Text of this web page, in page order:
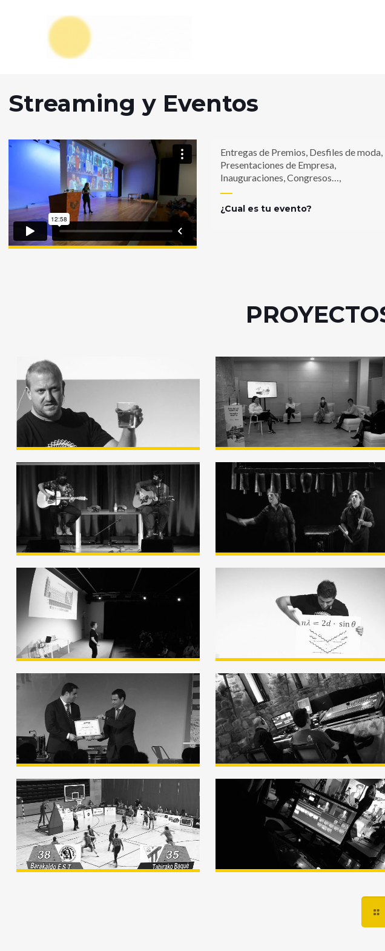
Streaming y Eventos
Entregas de Premios, Desfiles de moda,
Presentaciones de Empresa,
Inauguraciones, Congresos…,
¿Cual es tu evento?
Semana de la Ciencia
(Zientzia Astea) – Jon
Mattin Matxain «Natura,
alferra?»
Talento Oculto / Ezkutuko
Talentua 2020
Premio «Koska» Sariak
2020
30 aniversario del Teatro
Barakaldo – Barakaldo
Antzokia
Semana de la Ciencia
(Zientzia Astea) – Idoia
Mujika «Oh My Mol!!!»
Semana de la Ciencia
(Zientzia Astea) – Eder
Amayuelas «La Ecuación
que nos cambió la vida»
Premio Marcelo Gangoiti
2019 – Resumen
Premio Enkarterri
Hoberantz 2018 – Mini
Video para RRSS
Baloncesto Femenino
Barakaldo Est-Tabira –
Marzo 2018
Marcelo Gangoiti 2018